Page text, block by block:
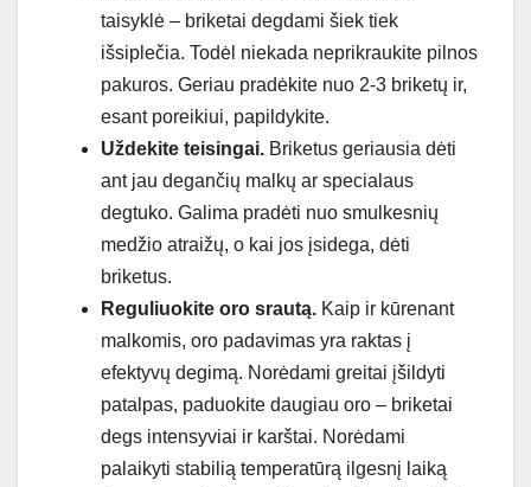
taisyklė – briketai degdami šiek tiek
išsiplečia. Todėl niekada neprikraukite pilnos
pakuros. Geriau pradėkite nuo 2-3 briketų ir,
esant poreikiui, papildykite.
Uždekite teisingai. Briketus geriausia dėti
ant jau degančių malkų ar specialaus
degtuko. Galima pradėti nuo smulkesnių
medžio atraižų, o kai jos įsidega, dėti
briketus.
Reguliuokite oro srautą. Kaip ir kūrenant
malkomis, oro padavimas yra raktas į
efektyvų degimą. Norėdami greitai įšildyti
patalpas, paduokite daugiau oro – briketai
degs intensyviai ir karštai. Norėdami
palaikyti stabilią temperatūrą ilgesnį laiką